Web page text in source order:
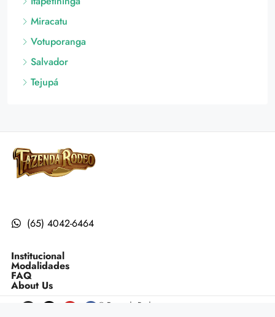
Miracatu
Votuporanga
Salvador
Tejupá
(65) 4042-6464
Institucional
Modalidades
FAQ
About Us
© Fazenda Rodeo